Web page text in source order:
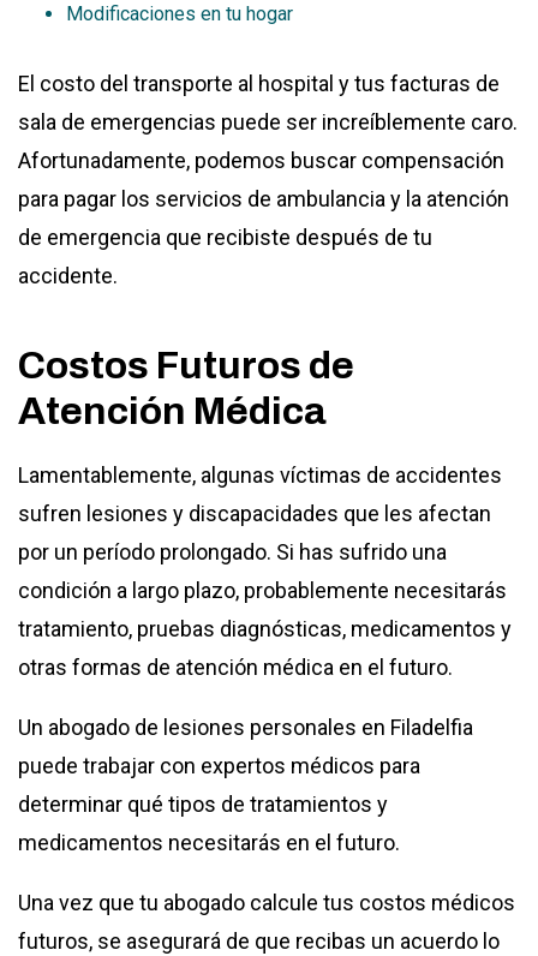
Modificaciones en tu hogar
El costo del transporte al hospital y tus facturas de
sala de emergencias puede ser increíblemente caro.
Afortunadamente, podemos buscar compensación
para pagar los servicios de ambulancia y la atención
de emergencia que recibiste después de tu
accidente.
Costos Futuros de
Atención Médica
Lamentablemente, algunas víctimas de accidentes
sufren lesiones y discapacidades que les afectan
por un período prolongado. Si has sufrido una
condición a largo plazo, probablemente necesitarás
tratamiento, pruebas diagnósticas, medicamentos y
otras formas de atención médica en el futuro.
Un abogado de lesiones personales en Filadelfia
puede trabajar con expertos médicos para
determinar qué tipos de tratamientos y
medicamentos necesitarás en el futuro.
Una vez que tu abogado calcule tus costos médicos
futuros, se asegurará de que recibas un acuerdo lo